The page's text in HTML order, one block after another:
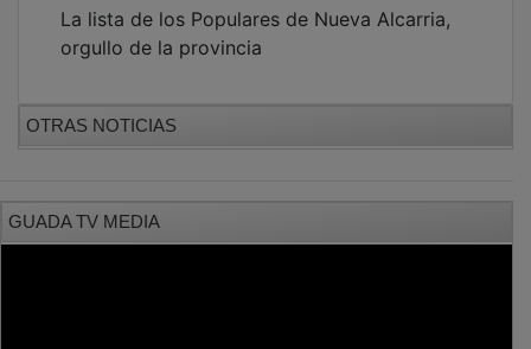
La lista de los Populares de Nueva Alcarria,
orgullo de la provincia
OTRAS NOTICIAS
GUADA TV MEDIA